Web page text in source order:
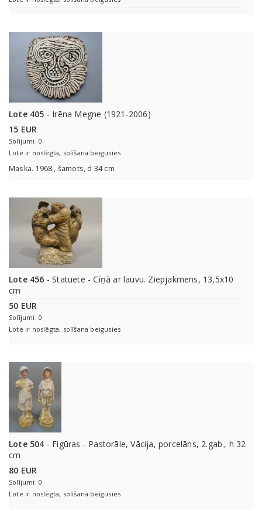
Lote 405 - Irēna Megne (1921-2006)
15 EUR
Solījumi: 0
Lote ir noslēgta, solīšana beigusies
Maska. 1968., šamots, d 34 cm
Lote 456 - Statuete - Cīņā ar lauvu. Ziepjakmens, 13,5x10
cm
50 EUR
Solījumi: 0
Lote ir noslēgta, solīšana beigusies
Lote 504 - Figūras - Pastorāle, Vācija, porcelāns, 2.gab., h 32
cm
80 EUR
Solījumi: 0
Lote ir noslēgta, solīšana beigusies